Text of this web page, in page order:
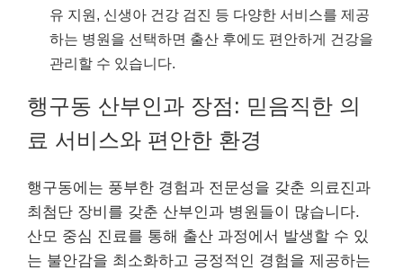
유 지원, 신생아 건강 검진 등 다양한 서비스를 제공
하는 병원을 선택하면 출산 후에도 편안하게 건강을
관리할 수 있습니다.
행구동 산부인과 장점: 믿음직한 의
료 서비스와 편안한 환경
행구동에는 풍부한 경험과 전문성을 갖춘 의료진과
최첨단 장비를 갖춘 산부인과 병원들이 많습니다.
산모 중심 진료를 통해 출산 과정에서 발생할 수 있
는 불안감을 최소화하고 긍정적인 경험을 제공하는